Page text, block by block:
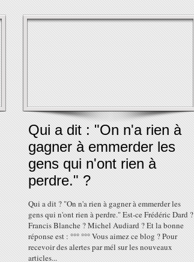
Qui a dit : "On n'a rien à
gagner à emmerder les
gens qui n'ont rien à
perdre." ?
Qui a dit ? "On n'a rien à gagner à emmerder les
gens qui n'ont rien à perdre." Est-ce Frédéric Dard ?
Francis Blanche ? Michel Audiard ? Et la bonne
réponse est : °°° °°° Vous aimez ce blog ? Pour
recevoir des alertes par mél sur les nouveaux
articles...